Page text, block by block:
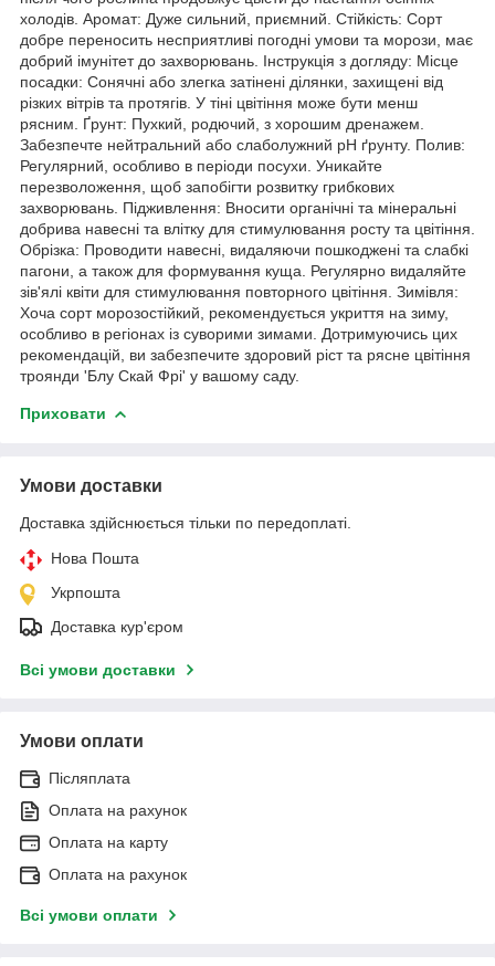
холодів. Аромат: Дуже сильний, приємний. Стійкість: Сорт
добре переносить несприятливі погодні умови та морози, має
добрий імунітет до захворювань. Інструкція з догляду: Місце
посадки: Сонячні або злегка затінені ділянки, захищені від
різких вітрів та протягів. У тіні цвітіння може бути менш
рясним. Ґрунт: Пухкий, родючий, з хорошим дренажем.
Забезпечте нейтральний або слаболужний pH ґрунту. Полив:
Регулярний, особливо в періоди посухи. Уникайте
перезволоження, щоб запобігти розвитку грибкових
захворювань. Підживлення: Вносити органічні та мінеральні
добрива навесні та влітку для стимулювання росту та цвітіння.
Обрізка: Проводити навесні, видаляючи пошкоджені та слабкі
пагони, а також для формування куща. Регулярно видаляйте
зів'ялі квіти для стимулювання повторного цвітіння. Зимівля:
Хоча сорт морозостійкий, рекомендується укриття на зиму,
особливо в регіонах із суворими зимами. Дотримуючись цих
рекомендацій, ви забезпечите здоровий ріст та рясне цвітіння
троянди 'Блу Скай Фрі' у вашому саду.
Приховати
Умови доставки
Доставка здійснюється тільки по передоплаті.
Нова Пошта
Укрпошта
Доставка кур'єром
Всі умови доставки
Умови оплати
Післяплата
Оплата на рахунок
Оплата на карту
Оплата на рахунок
Всі умови оплати